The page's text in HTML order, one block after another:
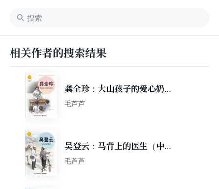
相关作者的搜索结果
龚全珍：大山孩子的爱心奶奶
（中华先锋人物故事汇）
毛芦芦
吴登云：马背上的医生（中华
先锋人物故事汇）
毛芦芦